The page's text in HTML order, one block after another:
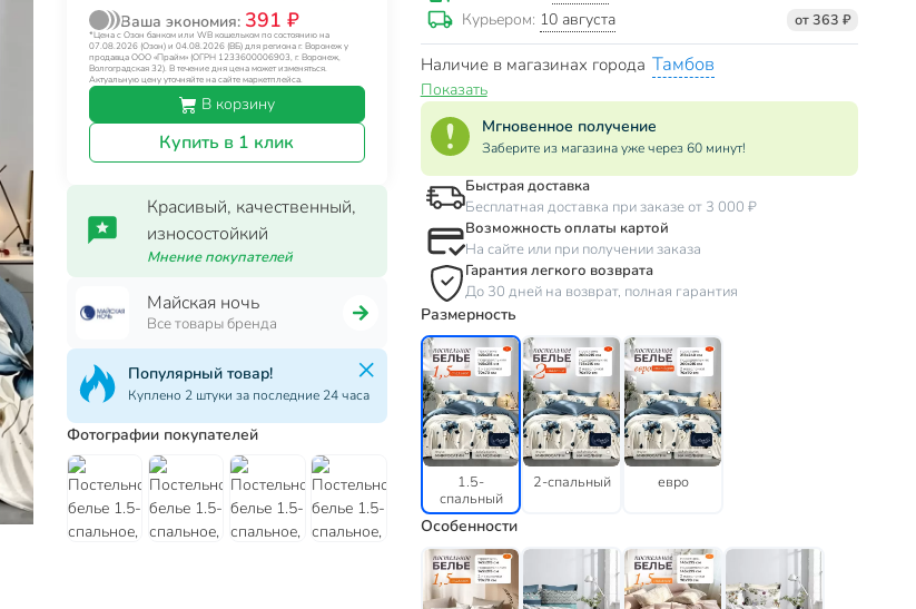
Ваша экономия: 391 ₽
*Цена с Озон банком или WB кошельком по состоянию на
07.08.2026 (Озон) и 04.08.2026 (ВБ) для региона г. Воронеж у
продавца ООО «Прайм» (ОГРН 1233600006903, г. Воронеж,
Волгоградская 32). В течение дня цена может изменяться.
Актуальную цену уточняйте на сайте маркетплейса.
В корзину
Купить в 1 клик
Красивый, качественный,
износостойкий
Мнение покупателей
Майская ночь
Все товары бренда
Популярный товар!
Куплено 2 штуки за последние 24 часа
Фотографии покупателей
Курьером: 10 августа от 363 ₽
Наличие в магазинах города Тамбов
Показать
Мгновенное получение
Заберите из магазина уже через 60 минут!
Быстрая доставка
Бесплатная доставка при заказе от 3 000 ₽
Возможность оплаты картой
На сайте или при получении заказа
Гарантия легкого возврата
До 30 дней на возврат, полная гарантия
Размерность
1.5-
спальный
2-спальный евро
Особенности